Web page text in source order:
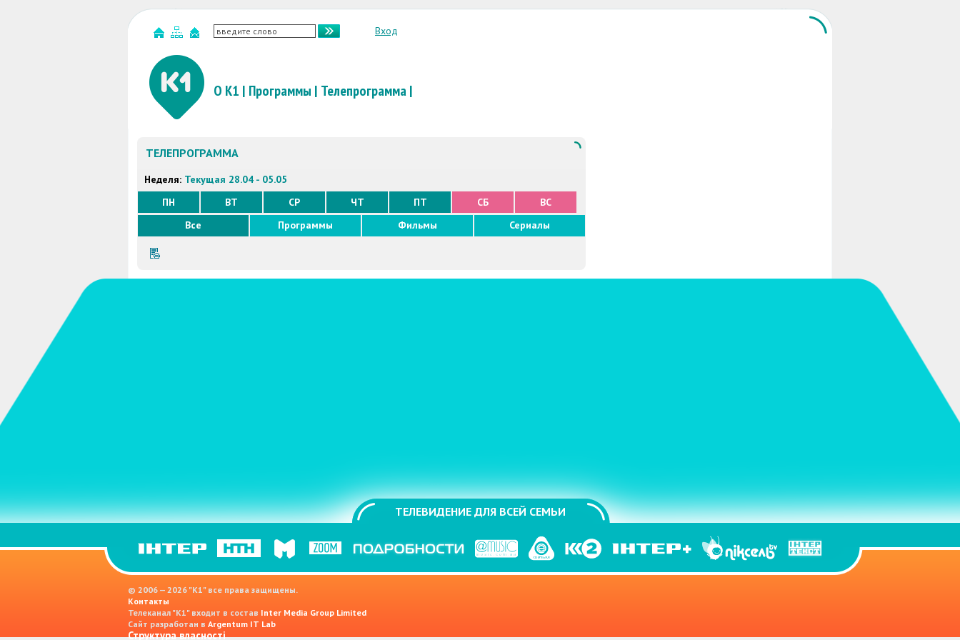
Вход
О К1 | Программы | Телепрограмма|
ТЕЛЕПРОГРАММА
Неделя: Текущая 28.04 - 05.05
ПН
ВТ СР ЧТ ПТ СБ
ВС
Все
Программы Фильмы Сериалы
ТЕЛЕВИДЕНИЕ ДЛЯ ВСЕЙ СЕМЬИ
© 2006 — 2026 "K1" все права защищены.
Контакты
Телеканал "К1" входит в состав Inter Media Group Limited
Сайт разработан в Argentum IT Lab
Структура власності